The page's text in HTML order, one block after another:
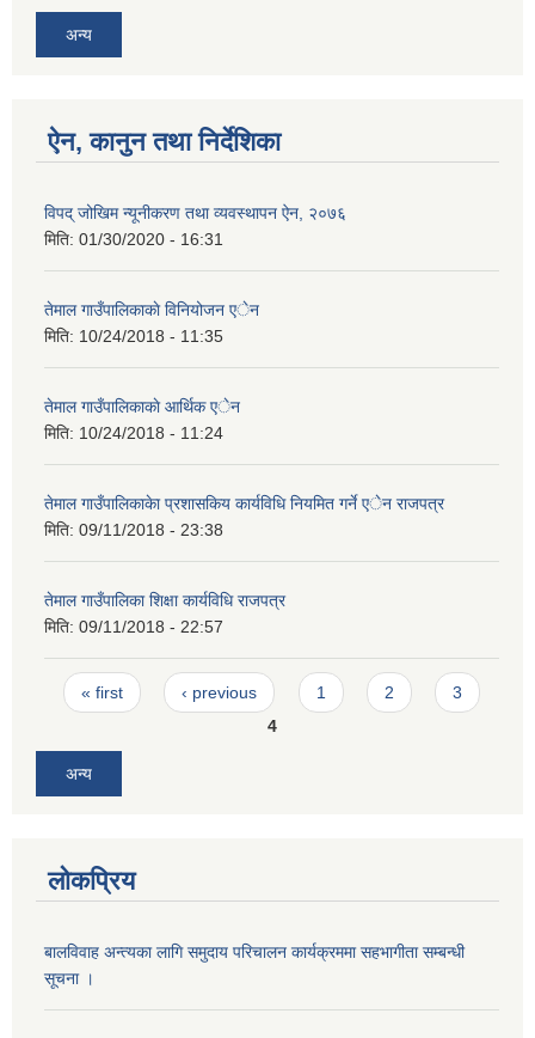
अन्य
ऐन, कानुन तथा निर्देशिका
विपद् जोखिम न्यूनीकरण तथा व्यवस्थापन ऐन, २०७६
मिति: 01/30/2020 - 16:31
तेमाल गाउँपालिकाकाे विनियोजन एेन
मिति: 10/24/2018 - 11:35
तेमाल गाउँपालिकाकाे आर्थिक एेन
मिति: 10/24/2018 - 11:24
तेमाल गाउँपालिकाकेा प्रशासकिय कार्यविधि नियमित गर्ने एेन राजपत्र
मिति: 09/11/2018 - 23:38
तेमाल गाउँपालिका शिक्षा कार्यविधि राजपत्र
मिति: 09/11/2018 - 22:57
Pages
« first ‹ previous 1 2
3
4
अन्य
लोकप्रिय
बालविवाह अन्त्यका लागि समुदाय परिचालन कार्यक्रममा सहभागीता सम्बन्धी
सूचना ।